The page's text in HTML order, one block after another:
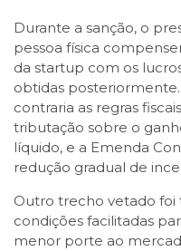
Durante a sanção, o
pessoa física
da startup com os
obtidas
contraria as regras
tributação sobre o
líquido, e a Emenda
redução gradual de
Outro trecho vetado foi
condições facilitadas
menor porte ao